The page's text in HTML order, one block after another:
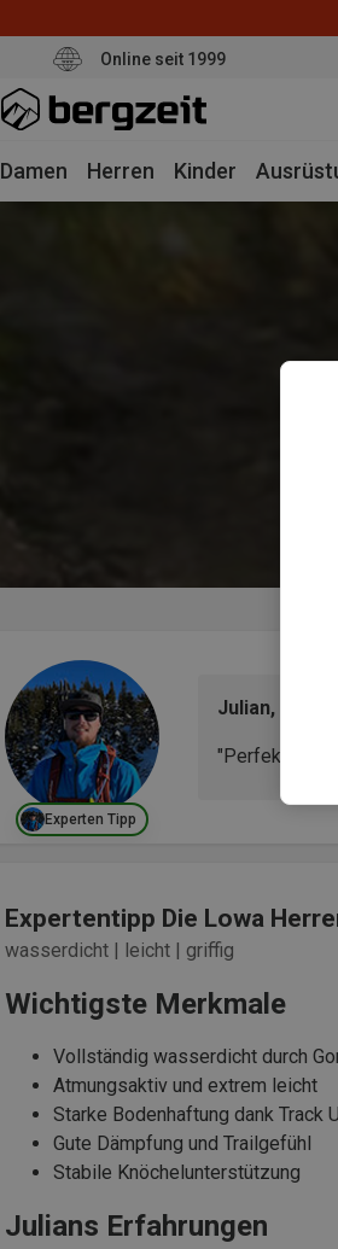
Online seit 1999
Damen Herren Kinder
Experten Tipp
Julian,
"Perfekt für
Expertentipp Die Lowa
wasserdicht | leicht | griffig
Wichtigste Merkmale
Vollständig wasserdicht durch
Atmungsaktiv und extrem leicht
Starke Bodenhaftung dank Track
Gute Dämpfung und Trailgefühl
Stabile Knöchelunterstützung
Julians Erfahrungen